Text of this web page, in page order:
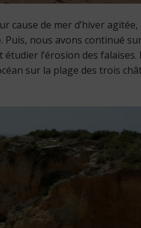
cause de mer d’hiver agitée,
nous avons continué
l’érosion des falaises.
sur la plage des trois